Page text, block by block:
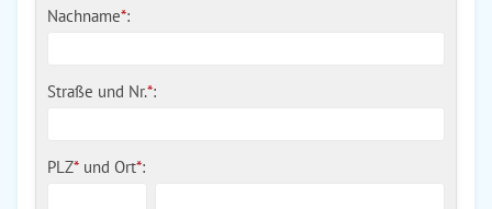
Nachname*:
Straße und Nr.*:
PLZ* und Ort*: